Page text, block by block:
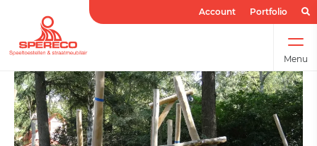
Account Portfolio
Menu